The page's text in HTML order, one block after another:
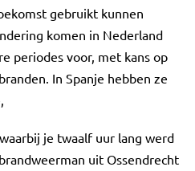
gebruikt kunnen
komen in Nederland
periodes voor, met kans op
In Spanje hebben ze
je twaalf uur lang werd
uit Ossendrecht